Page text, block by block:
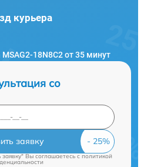
курьера
18N8C2 от 35 минут
со
заявку
Вы соглашаетесь cполитикой